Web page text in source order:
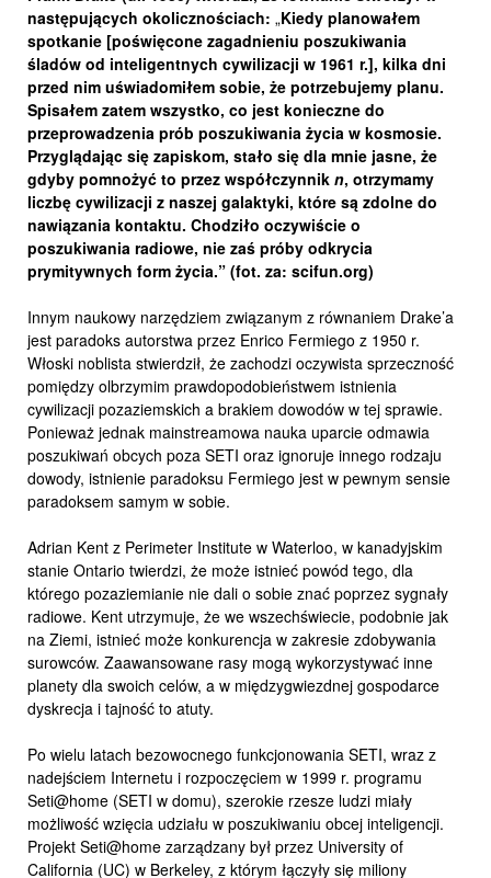
następujących okolicznościach: „Kiedy planowałem
spotkanie [poświęcone zagadnieniu poszukiwania
śladów od inteligentnych cywilizacji w 1961 r.], kilka dni
przed nim uświadomiłem sobie, że potrzebujemy planu.
Spisałem zatem wszystko, co jest konieczne do
przeprowadzenia prób poszukiwania życia w kosmosie.
Przyglądając się zapiskom, stało się dla mnie jasne, że
gdyby pomnożyć to przez współczynnik n, otrzymamy
liczbę cywilizacji z naszej galaktyki, które są zdolne do
nawiązania kontaktu. Chodziło oczywiście o
poszukiwania radiowe, nie zaś próby odkrycia
prymitywnych form życia.” (fot. za: scifun.org)
Innym naukowy narzędziem związanym z równaniem Drake’a
jest paradoks autorstwa przez Enrico Fermiego z 1950 r.
Włoski noblista stwierdził, że zachodzi oczywista sprzeczność
pomiędzy olbrzymim prawdopodobieństwem istnienia
cywilizacji pozaziemskich a brakiem dowodów w tej sprawie.
Ponieważ jednak mainstreamowa nauka uparcie odmawia
poszukiwań obcych poza SETI oraz ignoruje innego rodzaju
dowody, istnienie paradoksu Fermiego jest w pewnym sensie
paradoksem samym w sobie.
Adrian Kent z Perimeter Institute w Waterloo, w kanadyjskim
stanie Ontario twierdzi, że może istnieć powód tego, dla
którego pozaziemianie nie dali o sobie znać poprzez sygnały
radiowe. Kent utrzymuje, że we wszechświecie, podobnie jak
na Ziemi, istnieć może konkurencja w zakresie zdobywania
surowców. Zaawansowane rasy mogą wykorzystywać inne
planety dla swoich celów, a w międzygwiezdnej gospodarce
dyskrecja i tajność to atuty.
Po wielu latach bezowocnego funkcjonowania SETI, wraz z
nadejściem Internetu i rozpoczęciem w 1999 r. programu
Seti@home (SETI w domu), szerokie rzesze ludzi miały
możliwość wzięcia udziału w poszukiwaniu obcej inteligencji.
Projekt Seti@home zarządzany był przez University of
California (UC) w Berkeley, z którym łączyły się miliony